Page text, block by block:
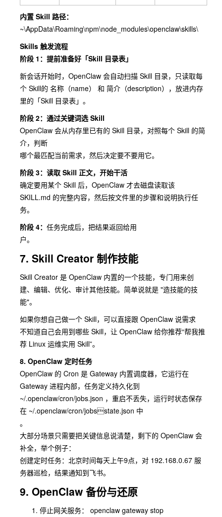
内置 Skill 路径：
~\AppData\Roaming\npm\node_modules\openclaw\skills\
Skills 触发流程
阶段 1：提前准备好「Skill ⽬录表」
新会话开始时，OpenClaw 会⾃动扫描 Skill ⽬录，只读取每
个 Skill的 名称（name） 和 简介（description），放进内存
⾥的「Skill ⽬录表」。
阶段 2：通过关键词选 Skill
OpenClaw 会从内存⾥已有的 Skill ⽬录，对照每个 Skill 的简
介，判断
哪个最匹配当前需求，然后决定要不要⽤它。
阶段 3：读取 Skill 正⽂，开始⼲活
确定要⽤某个 Skill 后，OpenClaw 才去磁盘读取该
SKILL.md 的完整内容，然后按⽂件⾥的步骤和说明执⾏任
务。
阶段 4： 任务完成后，把结果返回给⽤
户。
7. Skill Creator 制作技能
Skill Creator 是 OpenClaw 内置的⼀个技能，专⻔⽤来创
建、编辑、优化、审计其他技能。简单说就是 "造技能的技
能"。
如果你想⾃⼰做⼀个 Skill，可以直接跟 OpenClaw 说需求
不知道⾃⼰会⽤到哪些 Skill，让 OpenClaw 给你推荐“帮我推
荐 Linux 运维实⽤ Skill”。
8. OpenClaw 定时任务
OpenClaw 的 Cron 是 Gateway 内置调度器，它运⾏在
Gateway 进程内部，任务定义持久化到
~/.openclaw/cron/jobs.json ，重启不丢失，运⾏时状态保存
在 ~/.openclaw/cron/jobsstate.json 中
。
⼤部分场景只需要把关键信息说清楚，剩下的 OpenClaw 会
补全，举个例⼦：
创建定时任务：北京时间每天上午9点，对 192.168.0.67 服
务器巡检，结果通知到⻜书。
9. OpenClaw 备份与还原
停⽌⽹关服务： openclaw gateway stop